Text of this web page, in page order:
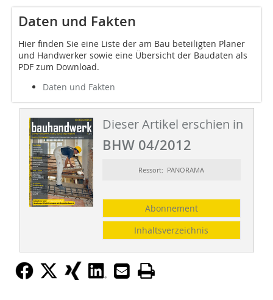
Daten und Fakten
Hier finden Sie eine Liste der am Bau beteiligten Planer
und Handwerker sowie eine Übersicht der Baudaten als
PDF zum Download.
Daten und Fakten
Dieser Artikel erschien in
BHW 04/2012
Ressort: PANORAMA
Abonnement
Inhaltsverzeichnis